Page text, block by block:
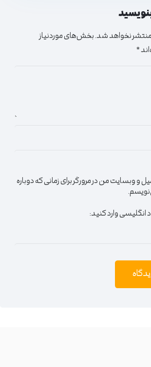
نخواهد شد.بخش‌های موردنیاز
*
و وبسایت من در مرورگر برای زمانی که دوباره
انگلیسی وارد کنید: